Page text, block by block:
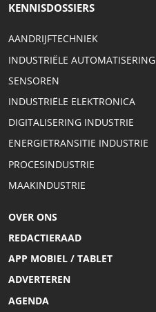
KENNISDOSSIERS
AANDRIJFTECHNIEK
INDUSTRIËLE AUTOMATISERING
SENSOREN
INDUSTRIËLE ELEKTRONICA
DIGITALISERING INDUSTRIE
ENERGIETRANSITIE INDUSTRIE
PROCESINDUSTRIE
MAAKINDUSTRIE
OVER ONS
REDACTIERAAD
APP MOBIEL / TABLET
ADVERTEREN
AGENDA